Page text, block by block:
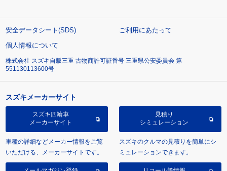
安全データシート(SDS)
ご利用にあたって
個人情報について
株式会社 スズキ自販三重 古物商許可証番号 三重県公安委員会 第
551130113600号
スズキメーカーサイト
スズキ四輪車
メーカーサイト
車種の詳細などメーカー情報をご覧
いただける、メーカーサイトです。
見積り
シミュレーション
スズキのクルマの見積りを簡単にシ
ミュレーションできます。